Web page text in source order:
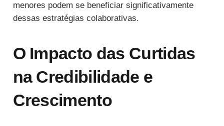
menores podem se beneficiar significativamente
dessas estratégias colaborativas.
O Impacto das Curtidas
na Credibilidade e
Crescimento